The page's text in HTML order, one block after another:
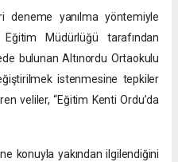
deneme yanılma yöntemiyle
Müdürlüğü tarafından
bulunan Altınordu Ortaokulu
istenmesine tepkiler
veliler, “Eğitim Kenti Ordu’da
konuyla yakından ilgilendiğini